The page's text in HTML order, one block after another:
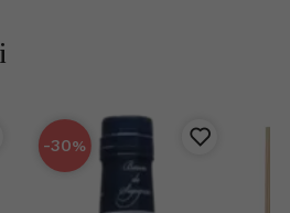
-30%